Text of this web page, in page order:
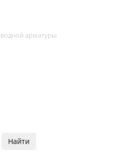
арматуры
Найти